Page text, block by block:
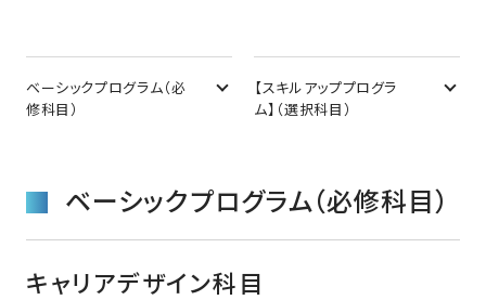
ベーシックプログラム（必
修科目）
【スキルアッププログラ
ム】（選択科目）
ベーシックプログラム（必修科目）
キャリアデザイン科目